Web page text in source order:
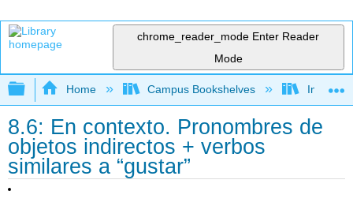
chrome_reader_mode Enter Reader
Mode
Expand/collapse global hierarchy
Home Campus Bookshelves Imperial
8.6: En contexto. Pronombres de
objetos indirectos + verbos
similares a “gustar”